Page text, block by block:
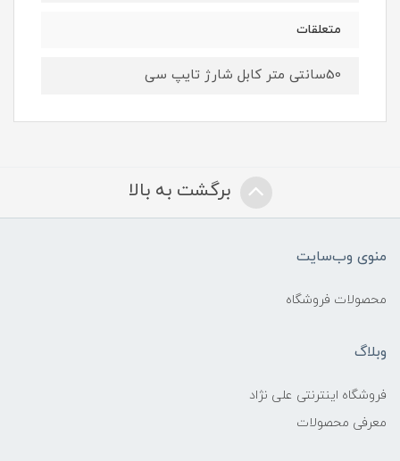
متعلقات
50سانتی متر کابل شارژ تایپ سی
برگشت به بالا
منوی وب‌سایت
محصولات فروشگاه
وبلاگ
فروشگاه اینترنتی علی نژاد
معرفی محصولات